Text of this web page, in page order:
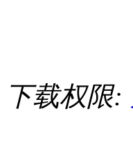
下载权限: